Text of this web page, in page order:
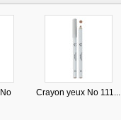
Crayon yeux No 111...